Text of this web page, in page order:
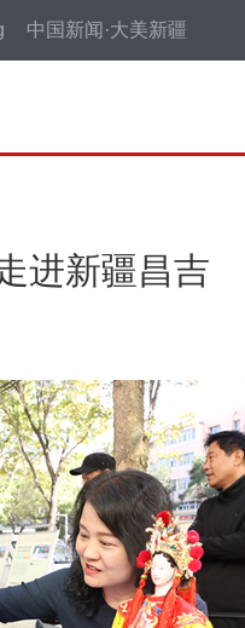
中国新闻·大美新疆
进新疆昌吉